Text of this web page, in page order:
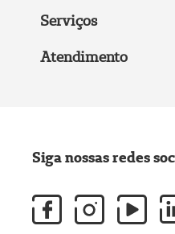
Serviços
Atendimento
Siga nossas redes